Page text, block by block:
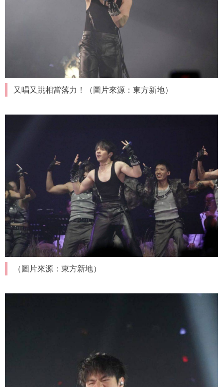
又唱又跳相當落力！（圖片來源：東方新地）
（圖片來源：東方新地）